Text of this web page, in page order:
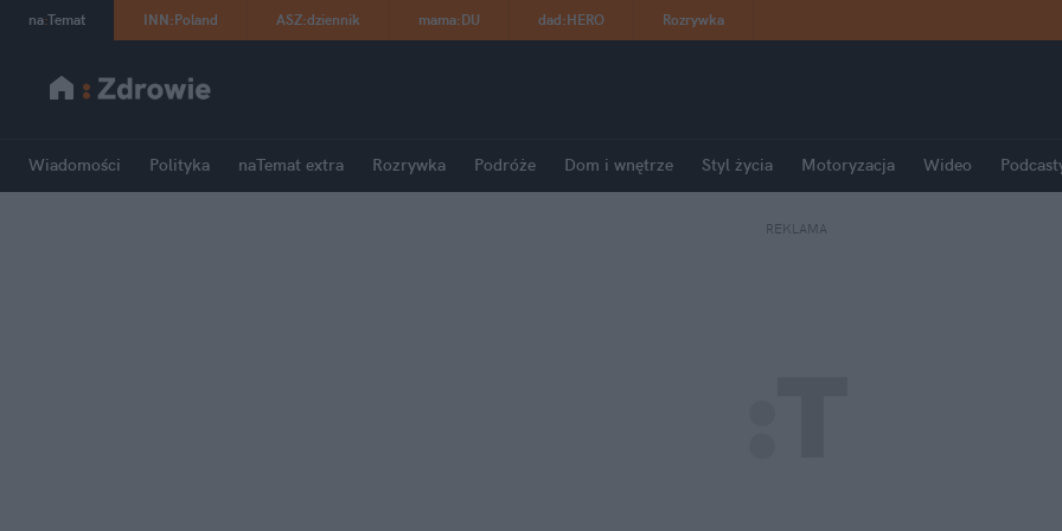
na:Temat INN:Poland ASZ:dziennik mama:DU dad:HERO Rozrywka
Wiadomości Polityka naTemat extra Rozrywka Podróże Dom i wnętrze Styl życia Motoryzacja Wideo
REKLAMA